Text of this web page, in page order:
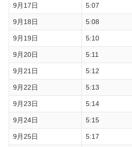
9月17日 5:07
9月18日 5:08
9月19日 5:10
9月20日 5:11
9月21日 5:12
9月22日 5:13
9月23日 5:14
9月24日 5:15
9月25日 5:17